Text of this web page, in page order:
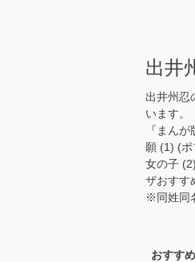
出井
出井州忍
います。
『まん
願 (1) (
女の子
ザおすす
※同姓同
おすすめ